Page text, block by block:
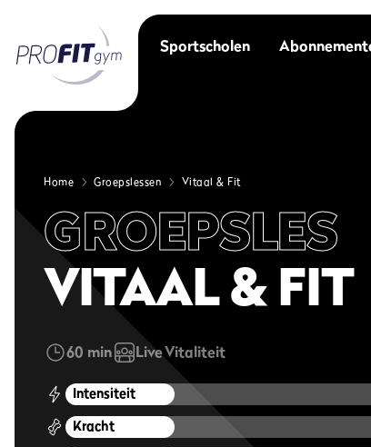
Sportscholen
Home Groepslessen Vitaal & Fit
GROEPSLES
VITAAL & FIT
60 min LiveVitaliteit
Intensiteit
Kracht